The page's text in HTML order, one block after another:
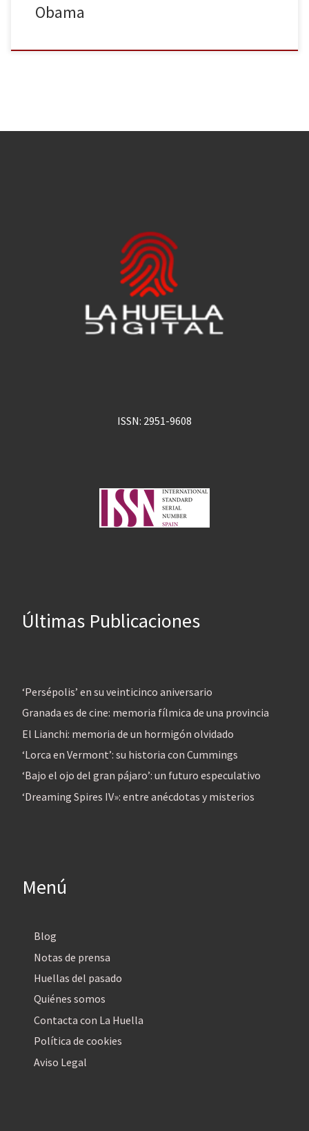
Obama
ISSN: 2951-9608
Últimas Publicaciones
‘Persépolis’ en su veinticinco aniversario
Granada es de cine: memoria fílmica de una provincia
El Lianchi: memoria de un hormigón olvidado
‘Lorca en Vermont’: su historia con Cummings
‘Bajo el ojo del gran pájaro’: un futuro especulativo
‘Dreaming Spires IV»: entre anécdotas y misterios
Menú
Blog
Notas de prensa
Huellas del pasado
Quiénes somos
Contacta con La Huella
Política de cookies
Aviso Legal